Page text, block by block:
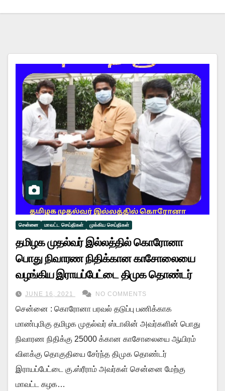
சென்னை மாவட்ட செய்திகள் முக்கிய செய்திகள்
தமிழக முதல்வர் இல்லத்தில் கொரோனா
பொது நிவாரண நிதிக்கான காசோலையை
வழங்கிய இராயப்பேட்டை திமுக தொண்டர்
JUNE 16, 2021 NO COMMENTS
சென்னை : கொரோனா பரவல் தடுப்பு பணிக்காக
மாண்புமிகு தமிழக முதல்வர் ஸ்டாலின் அவர்களின் பொது
நிவாரண நிதிக்கு 25000 க்கான காசோலையை ஆயிரம்
விளக்கு தொகுதியை சேர்ந்த திமுக தொண்டர்
இராயப்பேட்டை கு.ஸ்ரீராம் அவர்கள் சென்னை மேற்கு
மாவட்ட கழக…